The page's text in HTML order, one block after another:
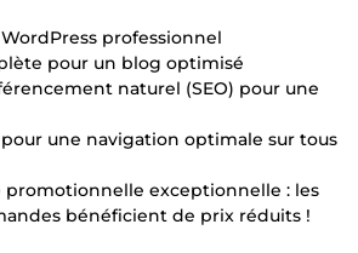
professionnel
pour un blog optimisé
naturel (SEO) pour une
une navigation optimale sur tous
promotionnelle exceptionnelle : les
bénéficient de prix réduits !